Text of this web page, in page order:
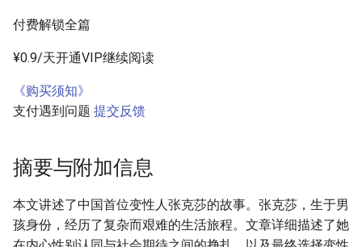
付费解锁全篇
¥0.9/天开通VIP继续阅读
《购买须知》
支付遇到问题 提交反馈
摘要与附加信息
本文讲述了中国首位变性人张克莎的故事。张克莎，生于男
孩身份，经历了复杂而艰难的生活旅程。文章详细描述了她